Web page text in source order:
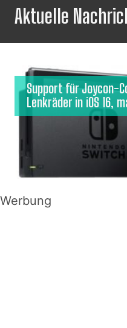
Aktuelle
Support für Joycon-
Lenkräder in iOS 16,
Werbung